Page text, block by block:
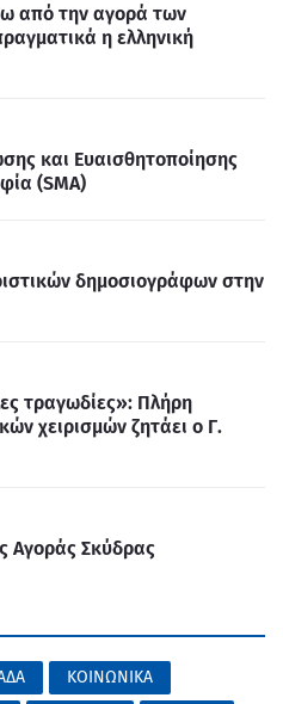
από την αγορά των
η ελληνική
και Ευαισθητοποίησης
(SMA)
δημοσιογράφων στην
τραγωδίες»: Πλήρη
χειρισμών ζητάει ο Γ.
Αγοράς Σκύδρας
ΚΟΙΝΩΝΙΚΑ